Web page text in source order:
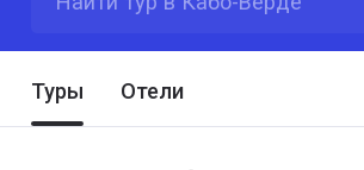
Туры Отели